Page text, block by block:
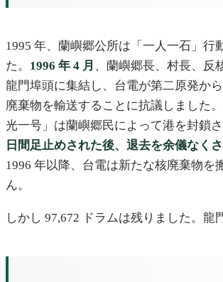
1995 年、蘭嶼郷公所は「一人一石」行
た。 1996 年 4 月 、蘭嶼郷長、村長、反
龍門埠頭に集結し、台電が第二原発か
廃棄物を輸送することに抗議しました
光一号」は蘭嶼郷民によって港を封鎖さ
日間足止めされた後、退去を余儀なく
1996 年以降、台電は新たな核廃棄物を
ん。
しかし 97,672 ドラムは残りました。龍